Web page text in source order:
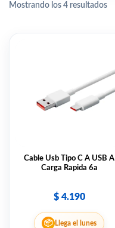
Mostrando los 4 resultados
Cable Usb Tipo C A USB A
Carga Rapida 6a
$4.190
📦 Llega el lunes